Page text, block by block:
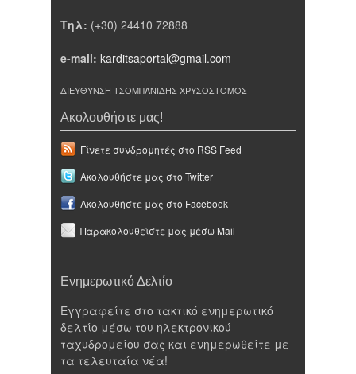
Τηλ: (+30) 24410 72888
e-mail: karditsaportal@gmail.com
ΔΙΕΥΘΥΝΣΗ ΤΣΟΜΠΑΝΙΔΗΣ ΧΡΥΣΟΣΤΟΜΟΣ
Ακολουθήστε μας!
Γίνετε συνδρομητές στο RSS Feed
Ακολουθήστε μας στο Twitter
Ακολουθήστε μας στο Facebook
Παρακολουθείστε μας μέσω Mail
Ενημερωτικό Δελτίο
Εγγραφείτε στο τακτικό ενημερωτικό
δελτίο μέσω του ηλεκτρονικού
ταχυδρομείου σας και ενημερωθείτε με
τα τελευταία νέα!